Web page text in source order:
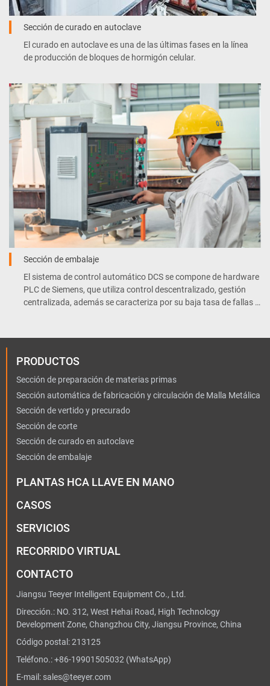
Sección de curado en autoclave
El curado en autoclave es una de las últimas fases en la línea
de producción de bloques de hormigón celular.
Sección de embalaje
El sistema de control automático DCS se compone de hardware
PLC de Siemens, que utiliza control descentralizado, gestión
centralizada, además se caracteriza por su baja tasa de fallas y
PRODUCTOS
Sección de preparación de materias primas
Sección automática de fabricación y circulación de Malla Metálica
Sección de vertido y precurado
Sección de corte
Sección de curado en autoclave
Sección de embalaje
PLANTAS HCA LLAVE EN MANO
CASOS
SERVICIOS
RECORRIDO VIRTUAL
CONTACTO
Jiangsu Teeyer Intelligent Equipment Co., Ltd.
Dirección.: NO. 312, West Hehai Road, High Technology
Development Zone, Changzhou City, Jiangsu Province, China
Código postal: 213125
Teléfono.:+86-19901505032(WhatsApp)
E-mail: sales@teeyer.com